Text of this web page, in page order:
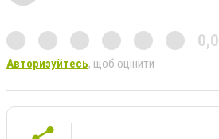
0,0
Авторизуйтесь, щоб оцінити